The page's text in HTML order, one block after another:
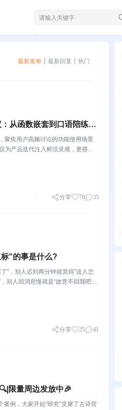
最新发布 最新回复 热门
从函数嵌套到口语陪练，
聚焦用户高频讨论的功能使用场景
为产品迭代注入鲜活灵感，更搭建
分享 78 35
标"的事是什么?
"，别人迟到两分钟就觉得"这人怎
别人回消息慢就是“故意不回我吧”
分享 25 41
限量周边发放中🎉
案例，大家开始"研究"灵犀了古诗背